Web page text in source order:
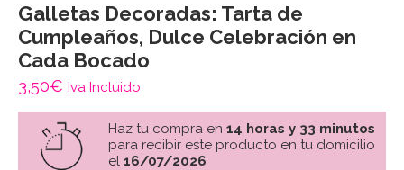
Galletas Decoradas: Tarta de
Cumpleaños, Dulce Celebración en
Cada Bocado
3,50€ Iva Incluido
Haz tu compra en 14 horas y 33 minutos
para recibir este producto en tu domicilio
el 16/07/2026